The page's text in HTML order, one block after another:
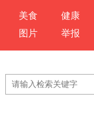
美食 健康
图片 举报